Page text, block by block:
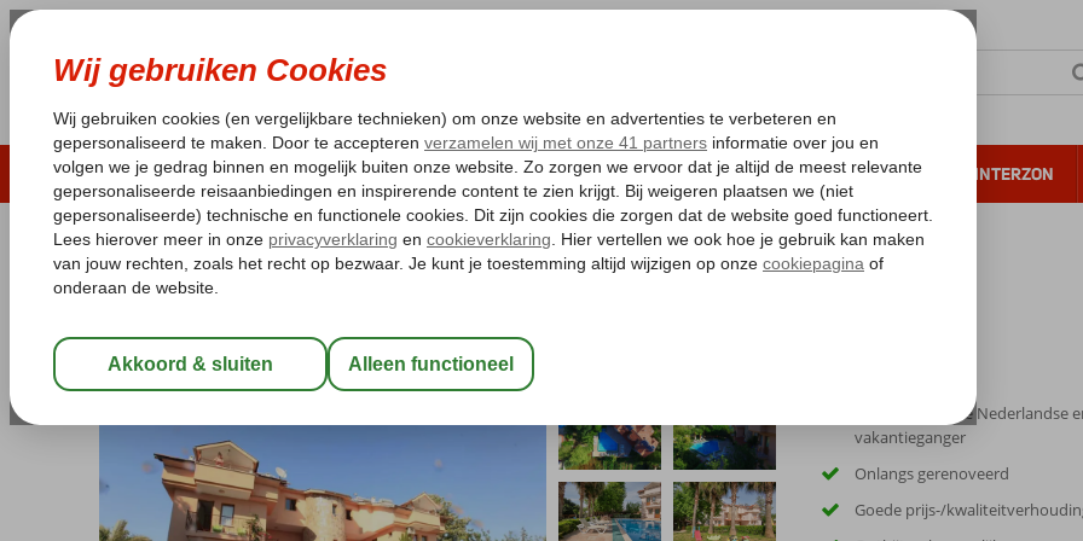
LAST MINUTE ZOMER 2026 ZONVAKANTIE VERRE REIZEN ALL INCLUSIVE WINTERZON
Pakketgarantie Laagsteprijsgarantie* Gratis annuleren*
Home
Turkije Egeische kust
Meryem Ana Aparthotel
Logies-Aparthotel
Geliefd onder de Nederlandse
vakantieganger
Onlangs gerenoveerd
Goede prijs-/